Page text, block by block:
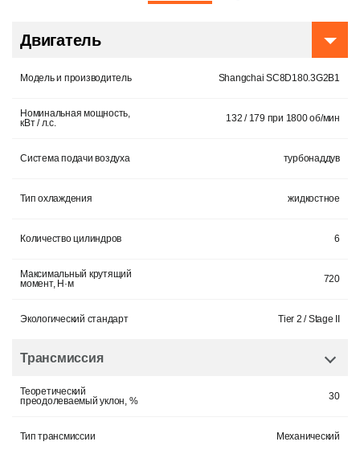
Двигатель
Модель и производитель Shangchai SC8D180.3G2B1
Номинальная мощность,
кВт / л.с.
132 / 179 при 1800 об/мин
Система подачи воздуха турбонаддув
Тип охлаждения жидкостное
Количество цилиндров 6
Максимальный крутящий
момент, Н·м
720
Экологический стандарт Tier 2 / Stage II
Трансмиссия
Теоретический
преодолеваемый уклон, %
30
Тип трансмиссии Механический